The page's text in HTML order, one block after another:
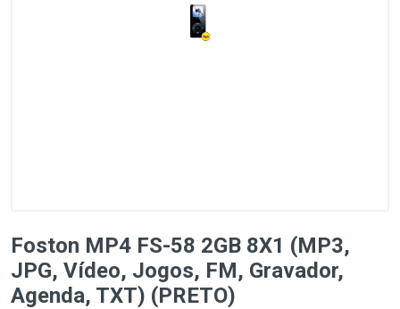
Foston MP4 FS-58 2GB 8X1 (MP3,
JPG, Vídeo, Jogos, FM, Gravador,
Agenda, TXT) (PRETO)